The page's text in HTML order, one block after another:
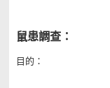
鼠患調查：
目的：